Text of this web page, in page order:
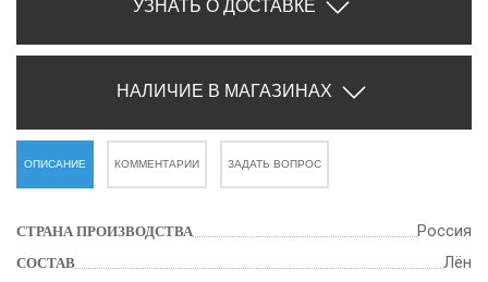
УЗНАТЬ О ДОСТАВКЕ
НАЛИЧИЕ В МАГАЗИНАХ
ОПИСАНИЕ КОММЕНТАРИИ ЗАДАТЬ ВОПРОС
СТРАНА ПРОИЗВОДСТВА Россия
СОСТАВ Лён